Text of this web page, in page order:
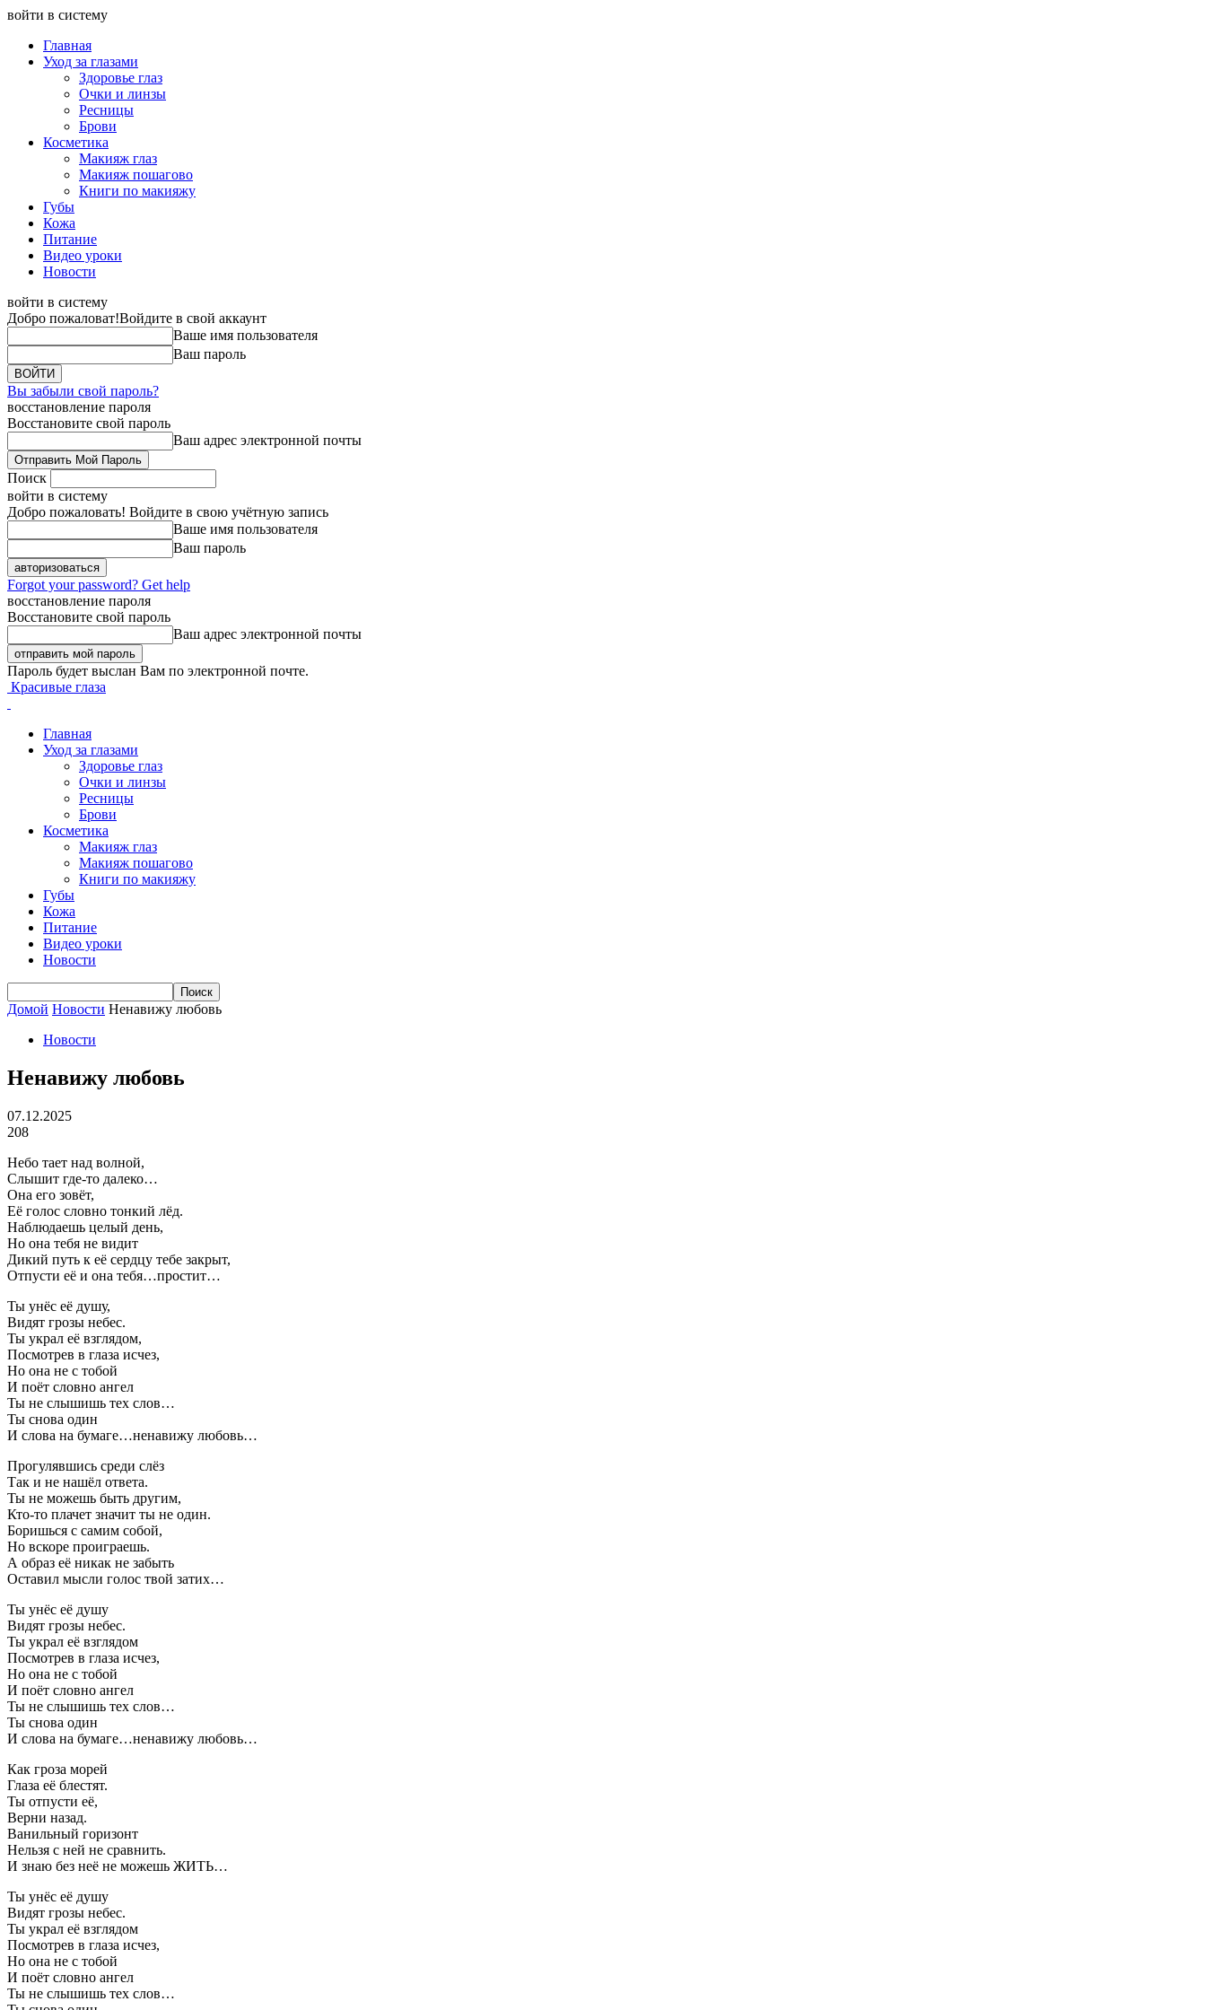
войти в систему
Главная
Уход за глазами
Здоровье глаз
Очки и линзы
Ресницы
Брови
Косметика
Макияж глаз
Макияж пошагово
Книги по макияжу
Губы
Кожа
Питание
Видео уроки
Новости
войти в систему
Добро пожаловат!Войдите в свой аккаунт
Ваше имя пользователя
Ваш пароль
Вы забыли свой пароль?
восстановление пароля
Восстановите свой пароль
Ваш адрес электронной почты
Поиск
войти в систему
Добро пожаловать! Войдите в свою учётную запись
Ваше имя пользователя
Ваш пароль
Forgot your password? Get help
восстановление пароля
Восстановите свой пароль
Ваш адрес электронной почты
Пароль будет выслан Вам по электронной почте.
Красивые глаза
Главная
Уход за глазами
Здоровье глаз
Очки и линзы
Ресницы
Брови
Косметика
Макияж глаз
Макияж пошагово
Книги по макияжу
Губы
Кожа
Питание
Видео уроки
Новости
Домой Новости Ненавижу любовь
Новости
Ненавижу любовь
07.12.2025
208
Небо тает над волной,
Слышит где-то далеко…
Она его зовёт,
Её голос словно тонкий лёд.
Наблюдаешь целый день,
Но она тебя не видит
Дикий путь к её сердцу тебе закрыт,
Отпусти её и она тебя…простит…
Ты унёс её душу,
Видят грозы небес.
Ты украл её взглядом,
Посмотрев в глаза исчез,
Но она не с тобой
И поёт словно ангел
Ты не слышишь тех слов…
Ты снова один
И слова на бумаге…ненавижу любовь…
Прогулявшись среди слёз
Так и не нашёл ответа.
Ты не можешь быть другим,
Кто-то плачет значит ты не один.
Боришься с самим собой,
Но вскоре проиграешь.
А образ её никак не забыть
Оставил мысли голос твой затих…
Ты унёс её душу
Видят грозы небес.
Ты украл её взглядом
Посмотрев в глаза исчез,
Но она не с тобой
И поёт словно ангел
Ты не слышишь тех слов…
Ты снова один
И слова на бумаге…ненавижу любовь…
Как гроза морей
Глаза её блестят.
Ты отпусти её,
Верни назад.
Ванильный горизонт
Нельзя с ней не сравнить.
И знаю без неё не можешь ЖИТЬ…
Ты унёс её душу
Видят грозы небес.
Ты украл её взглядом
Посмотрев в глаза исчез,
Но она не с тобой
И поёт словно ангел
Ты не слышишь тех слов…